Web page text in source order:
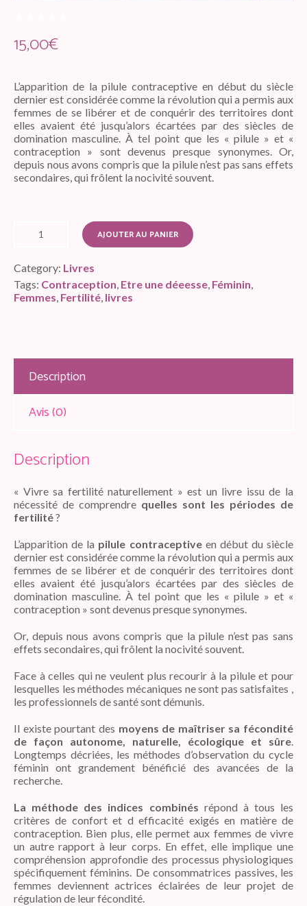
15,00€
L’apparition de la pilule contraceptive en début du siècle
dernier est considérée comme la révolution qui a permis aux
femmes de se libérer et de conquérir des territoires dont
elles avaient été jusqu’alors écartées par des siècles de
domination masculine. À tel point que les « pilule » et «
contraception » sont devenus presque synonymes. Or,
depuis nous avons compris que la pilule n’est pas sans effets
secondaires, qui frôlent la nocivité souvent.
AJOUTER AU PANIER
Category: Livres
Tags: Contraception Etre une déeesse Féminin
Femmes Fertilité livres
Description
Avis (0)
Description
« Vivre sa fertilité naturellement » est un livre issu de la
nécessité de comprendre quelles sont les périodes de
fertilité?
L’apparition de la pilule contraceptiveen début du siècle
dernier est considérée comme la révolution qui a permis aux
femmes de se libérer et de conquérir des territoires dont
elles avaient été jusqu’alors écartées par des siècles de
domination masculine. À tel point que les « pilule » et «
contraception » sont devenus presque synonymes.
Or, depuis nous avons compris que la pilule n’est pas sans
effets secondaires, qui frôlent la nocivité souvent.
Face à celles qui ne veulent plus recourir à la pilule et pour
lesquelles les méthodes mécaniques ne sont pas satisfaites ,
les professionnels de santé sont démunis.
Il existe pourtant des moyens de maîtriser sa fécondité
de façon autonome, naturelle, écologique et sûre
Longtemps décriées, les méthodes d’observation du cycle
féminin ont grandement bénéficié des avancées de la
recherche.
La méthode des indices combinés répond à tous les
critères de confort et d efficacité exigés en matière de
contraception. Bien plus, elle permet aux femmes de vivre
un autre rapport à leur corps. En effet, elle implique une
compréhension approfondie des processus physiologiques
spécifiquement féminins. De consommatrices passives, les
femmes deviennent actrices éclairées de leur projet de
régulation de leur fécondité.